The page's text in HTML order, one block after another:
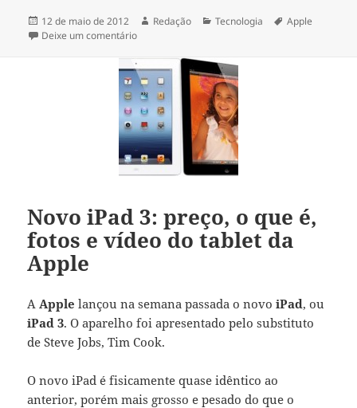
Publicado
em
12 de maio de 2012 Autor
Redação Categorias
Tecnologia Tags
Apple
Deixe um comentárioem Apple TV e Arplay – preço e onde comprar
Novo iPad 3: preço, o que é,
fotos e vídeo do tablet da
Apple
A Apple lançou na semana passada o novoiPad, ou
iPad 3. O aparelho foi apresentado pelo substituto
de Steve Jobs, Tim Cook.
O novo iPad é fisicamente quase idêntico ao
anterior, porém mais grosso e pesado do que o